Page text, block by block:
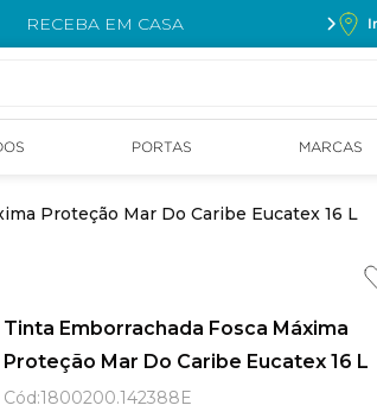
RECEBA EM CASA
PORTAS MARCAS
Proteção Mar Do Caribe Eucatex 16 L
Tinta Emborrachada Fosca Máxima
Proteção Mar Do Caribe Eucatex 16 L
Cód:1800200.142388E